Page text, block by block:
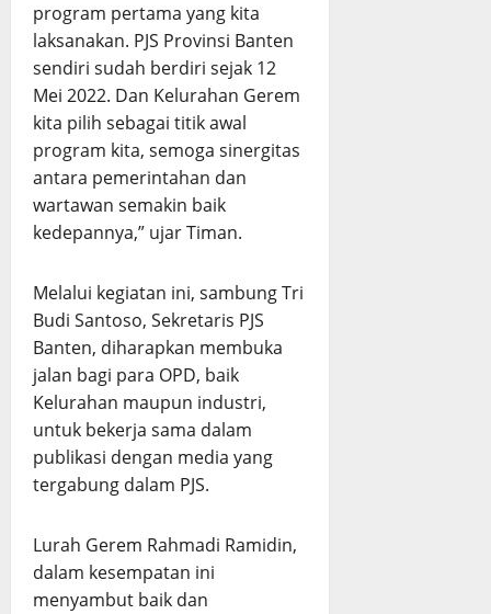
program pertama yang kita
laksanakan. PJS Provinsi Banten
sendiri sudah berdiri sejak 12
Mei 2022. Dan Kelurahan Gerem
kita pilih sebagai titik awal
program kita, semoga sinergitas
antara pemerintahan dan
wartawan semakin baik
kedepannya,” ujar Timan.
Melalui kegiatan ini, sambung Tri
Budi Santoso, Sekretaris PJS
Banten, diharapkan membuka
jalan bagi para OPD, baik
Kelurahan maupun industri,
untuk bekerja sama dalam
publikasi dengan media yang
tergabung dalam PJS.
Lurah Gerem Rahmadi Ramidin,
dalam kesempatan ini
menyambut baik dan